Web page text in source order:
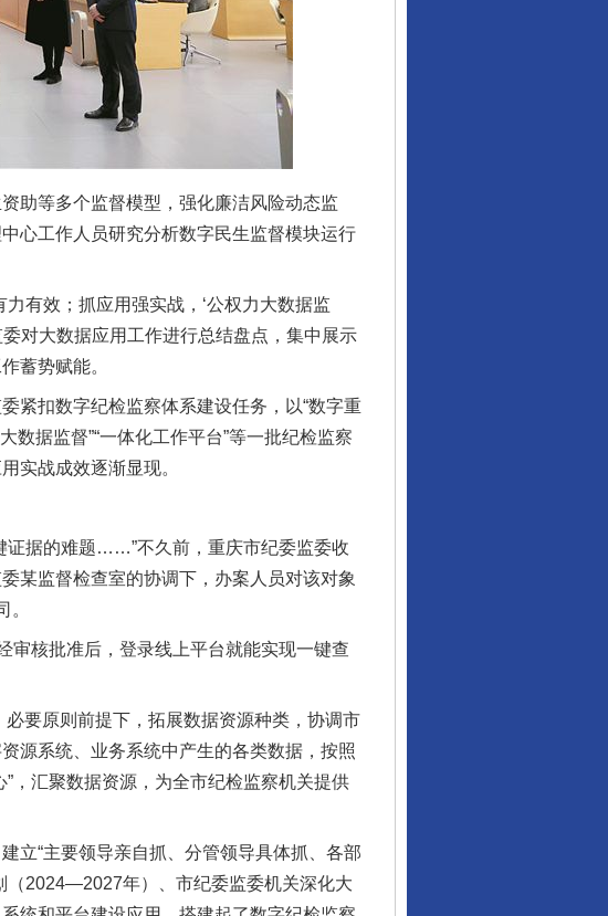
等多个监督模型，强化廉洁风险动态监
心工作人员研究分析数字民生监督模块运行
有效；抓应用强实战，‘公权力大数据监
对大数据应用工作进行总结盘点，集中展示
蓄势赋能。
扣数字纪检监察体系建设任务，以“数字重
数据监督”“一体化工作平台”等一批纪检监察
实战成效逐渐显现。
据的难题……”不久前，重庆市纪委监委收
某监督检查室的协调下，办案人员对该对象
核批准后，登录线上平台就能实现一键查
要原则前提下，拓展数据资源种类，协调市
源系统、业务系统中产生的各类数据，按照
，汇聚数据资源，为全市纪检监察机关提供
“主要领导亲自抓、分管领导具体抓、各部
（2024—2027年）、市纪委监委机关深化大